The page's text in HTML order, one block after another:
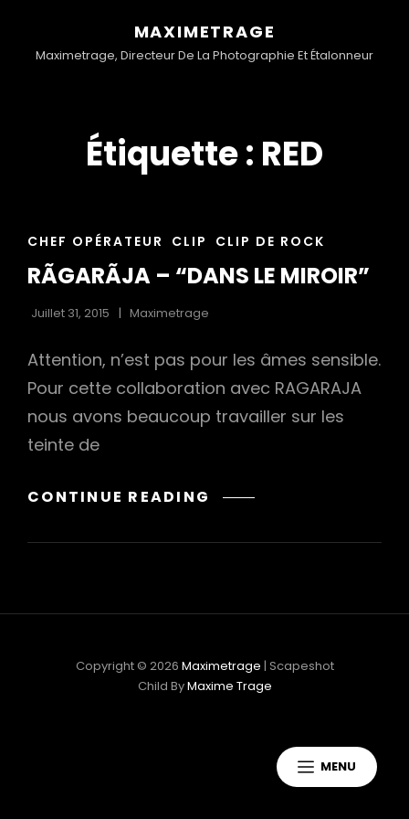
MAXIMETRAGE
Maximetrage, Directeur De La Photographie Et Étalonneur
MENU
Étiquette : RED
CAT
LINKS
CHEF OPÉRATEUR CLIP CLIP DE ROCK
RÃGARÃJA – “DANS LE MIROIR”
Juillet 31, 2015 Maximetrage
Attention, n’est pas pour les âmes sensible.
Pour cette collaboration avec RAGARAJA
nous avons beaucoup travailler sur les
teinte de
CONTINUE READING RÃGARÃJA
“DANS
Copyright © 2026 Maximetrage | Scapeshot
Child ByMaxime Trage